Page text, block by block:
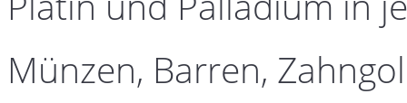
Münzen, Barren,